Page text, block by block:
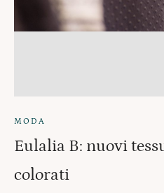
MODA
Eulalia B: nuovi
colorati